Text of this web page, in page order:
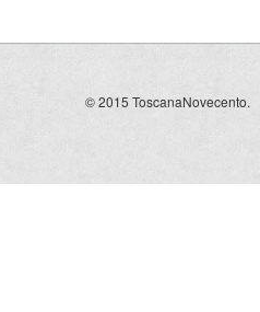
© 2015 ToscanaNovecento.